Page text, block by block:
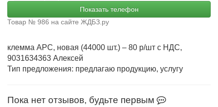
Показать телефон
Товар № 986 на сайте ЖДБЗ.ру
клемма АРС, новая (44000 шт.) – 80 р/шт с НДС,
9031634363 Алексей
Тип предложения: предлагаю продукцию, услугу
Пока нет отзывов, будьте первым